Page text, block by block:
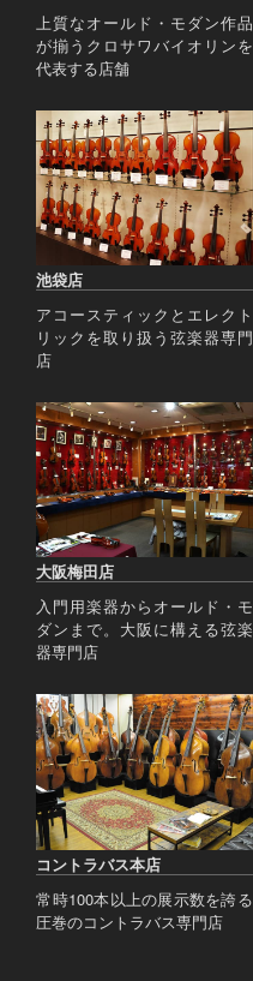
上質なオールド・モダン作品
が揃うクロサワバイオリンを
代表する店舗
池袋店
アコースティックとエレクト
リックを取り扱う弦楽器専門
店
大阪梅田店
入門用楽器からオールド・モ
ダンまで。大阪に構える弦楽
器専門店
コントラバス本店
常時100本以上の展示数を誇る
圧巻のコントラバス専門店